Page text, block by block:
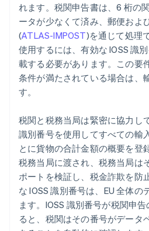
れます。税関申告書は、6 桁の
ータが少なくて済み、郵便およ
(ATLAS-IMPOST)を通じて処理
使用するには、有効な IOSS 識
載する必要があります。この要
条件が満たされている場合は、
す。
税関と税務当局は緊密に協力し
識別番号を使用してすべての輸
とに貨物の合計金額の概要を登
税務当局に渡され、税務当局は
ポートを検証し、税金詐欺を防
な IOSS 識別番号は、EU 全体
ます。IOSS 識別番号が税関申
ると、税関はその番号がデータ